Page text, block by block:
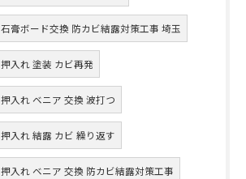
石膏ボード交換 防カビ結露対策工事 埼玉
押入れ 塗装 カビ再発
押入れ ベニア 交換 波打つ
押入れ 結露 カビ 繰り返す
押入れ ベニア 交換 防カビ結露対策工事